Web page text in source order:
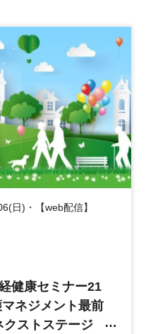
日)・【web配信】
健康セミナー21
ネジメント最前
ストステージ